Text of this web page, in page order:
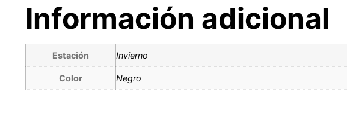
Información adicional
Estación Invierno
Color Negro